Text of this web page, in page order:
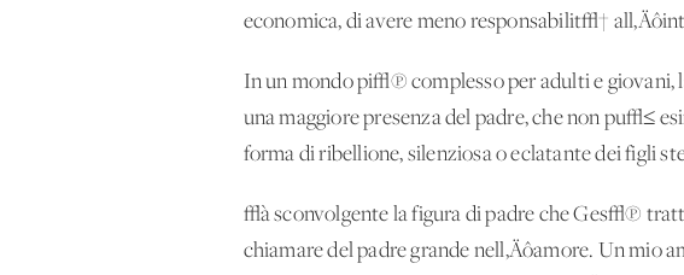
economica, di avere meno responsabilit√†
In un mondo pi√π complesso per adulti e
una maggiore presenza del padre, che non pu√≤
forma di ribellione, silenziosa o eclatante dei figli
√à sconvolgente la figura di padre che Ges√π
chiamare del padre grande nell‚Äôamore. Un mio